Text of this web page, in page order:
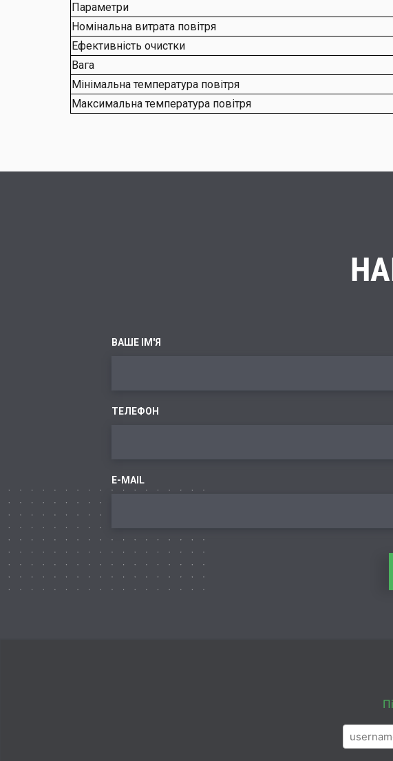
Параметри
Номінальна витрата повітря
Ефективність очистки
Вага
Мінімальна температура повітря
Максимальна температура повітря
ВАШЕ ІМ'Я
ТЕЛЕФОН
E-MAIL